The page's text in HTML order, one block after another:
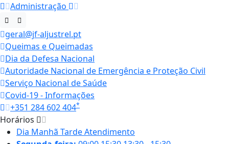
Administração
geral@jf-aljustrel.pt
Queimas e Queimadas
Dia da Defesa Nacional
Autoridade Nacional de Emergência e Proteção Civil
Serviço Nacional de Saúde
Covid-19 - Informações
+351 284 602 404*
Horários
Dia Manhã TardeAtendimento